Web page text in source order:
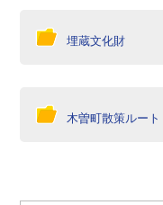
埋蔵文化財
木曽町散策ルート